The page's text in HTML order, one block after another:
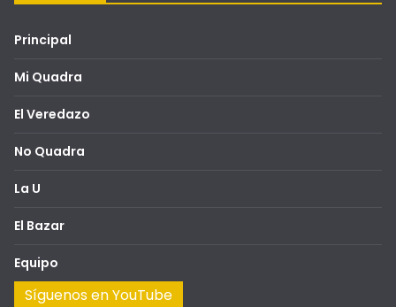
Principal
Mi Quadra
El Veredazo
No Quadra
La U
El Bazar
Equipo
Síguenos en YouTube